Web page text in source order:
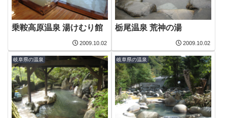
乗鞍高原温泉 湯けむり館
2009.10.02
栃尾温泉 荒神の湯
2009.10.02
岐阜県の温泉 岐阜県の温泉